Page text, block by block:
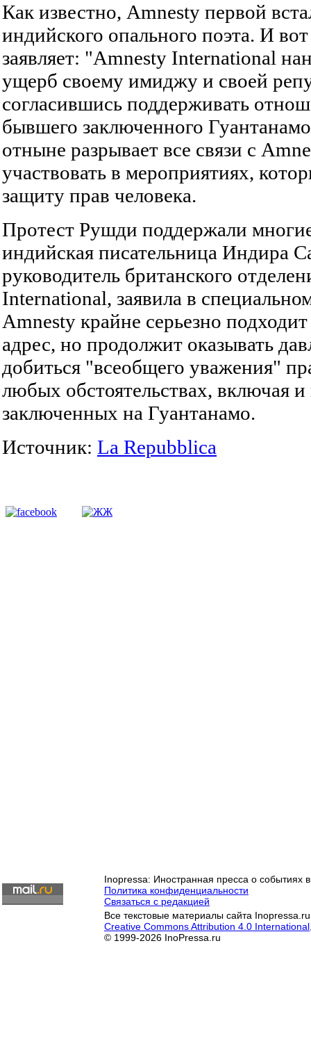
Как известно, Amnesty первой
индийского опального поэта. И
заявляет: "Amnesty International
ущерб своему имиджу и своей
согласившись поддерживать
бывшего заключенного
отныне разрывает все связи с
участвовать в мероприятиях,
защиту прав человека.
Протест Рушди поддержали
индийская писательница Индира
руководитель британского
International, заявила в
Amnesty крайне серьезно
адрес, но продолжит оказывать
добиться "всеобщего уважения"
любых обстоятельствах, включая
заключенных на Гуантанамо.
Источник: La Repubblica
Inopressa: Иностранная пресса о событиях
Политика конфиденциальности
Связаться с редакцией
Все текстовые материалы сайта
Creative Commons Attribution 4.0 International
© 1999-2026 InoPressa.ru